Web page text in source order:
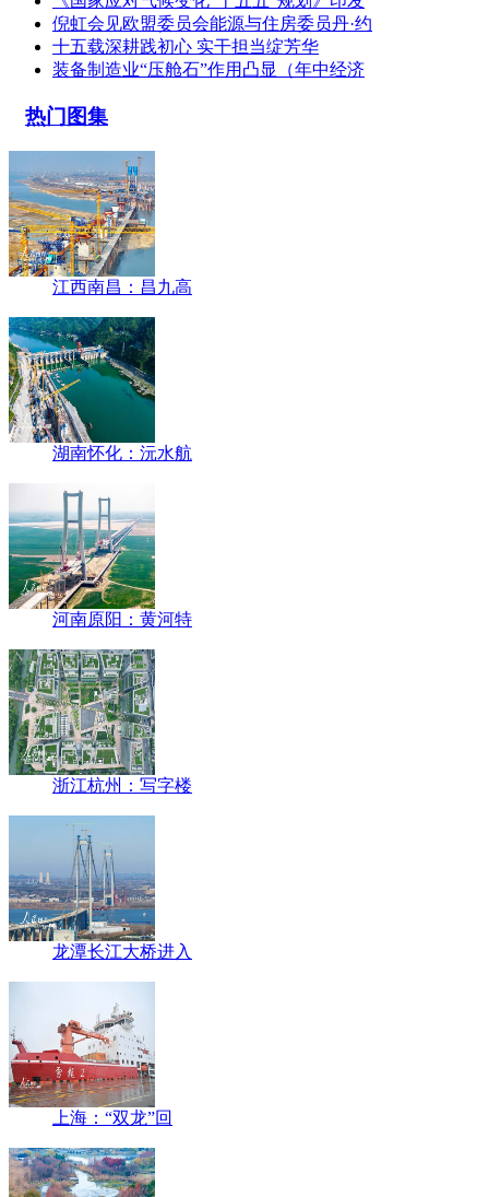
倪虹会见欧盟委员会能源与住房委员丹·约
十五载深耕践初心 实干担当绽芳华
装备制造业“压舱石”作用凸显（年中经济
热门图集
江西南昌：昌九高
湖南怀化：沅水航
河南原阳：黄河特
浙江杭州：写字楼
龙潭长江大桥进入
上海：“双龙”回